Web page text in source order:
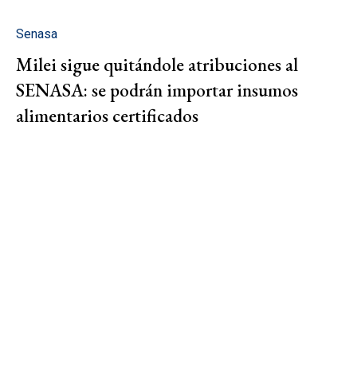
Senasa
Milei sigue quitándole atribuciones al
SENASA: se podrán importar insumos
alimentarios certificados